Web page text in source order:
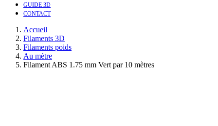
GUIDE 3D
CONTACT
Accueil
Filaments 3D
Filaments poids
Au mètre
Filament ABS 1.75 mm Vert par 10 mètres